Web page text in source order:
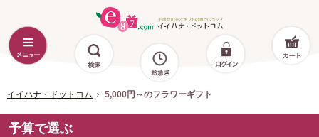
イイハナ・ドットコム 5,000円～のフラワーギフト
予算で選ぶ